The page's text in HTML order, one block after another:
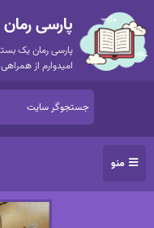
پارسی رمان
پارسی رمان یک
امیدوارم از
منو